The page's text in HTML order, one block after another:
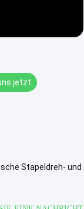
jetzt
Stapeldreh- und